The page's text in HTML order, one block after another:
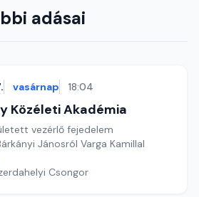
adásai
vasárnap 18:04
Közéleti Akadémia
vezérlő fejedelem
Jánosról Varga Kamillal
Csongor